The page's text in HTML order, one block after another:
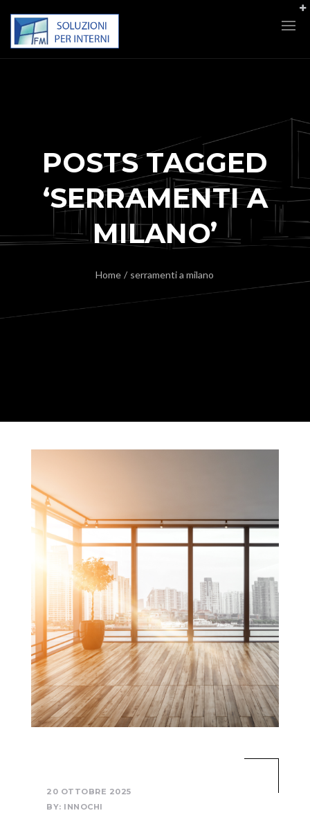
POSTS TAGGED
‘SERRAMENTI A
MILANO’
Home / serramenti a milano
20 OTTOBRE 2025
BY: INNOCHI